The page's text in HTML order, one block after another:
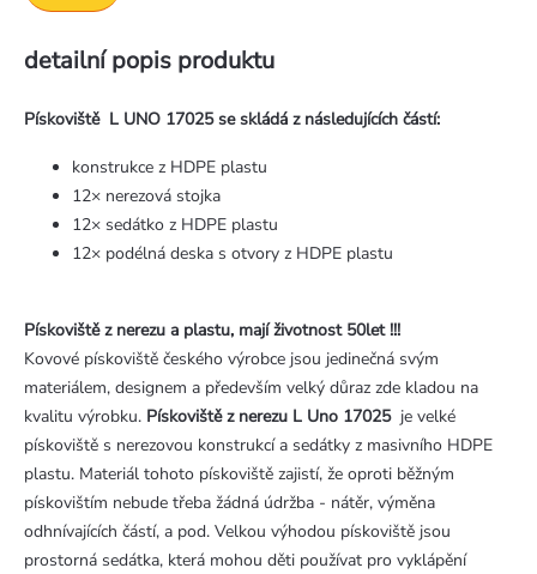
detailní popis produktu
Pískoviště L UNO 17025 se skládá z následujících čás­tí:
konstrukce z HDPE plastu
12× nerezová stojka
12× sedátko z HDPE plastu
12× podélná deska s otvory z HDPE plastu
Pískoviště z nerezu a plastu, mají životnost 50let !!!
Kovové pískoviště českého výrobce jsou jedinečná svým
materiálem, designem a především velký důraz zde kladou na
kvalitu výrobku. Pískoviště z nerezu L Uno 17025je velké
pískoviště s nerezovou konstrukcí a sedátky z masivního HDPE
plastu. Materiál tohoto pískoviště zajistí, že oproti běžným
pískovištím nebude třeba žádná údržba - nátěr, výměna
odhnívajících částí, a pod. Velkou výhodou pískoviště jsou
prostorná sedátka, která mohou děti používat pro vyklápění